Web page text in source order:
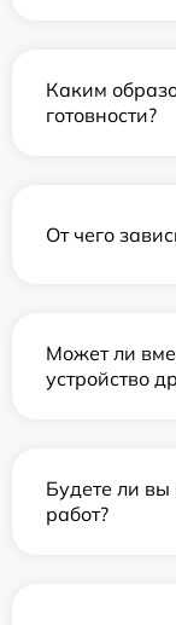
Каким
готовности?
От чего
Может ли
устройство
Будете ли
работ?